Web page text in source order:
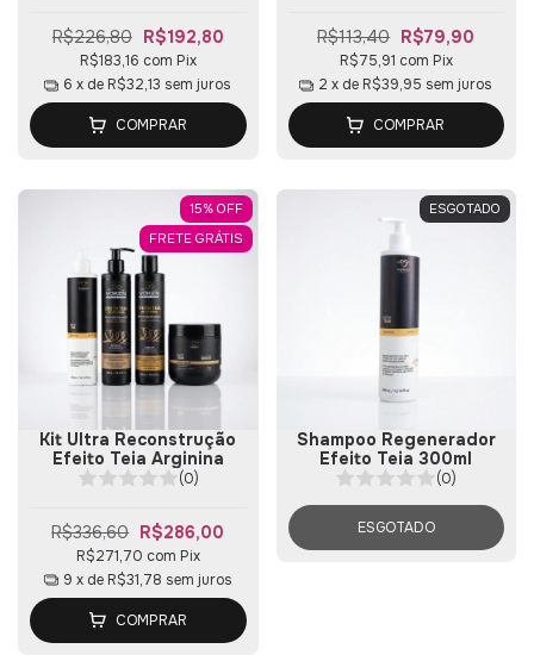
R$226,80 R$192,80
R$183,16 com Pix
6 x de R$32,13 sem juros
COMPRAR
R$113,40 R$79,90
R$75,91 com Pix
2 x de R$39,95 sem juros
COMPRAR
15% OFF
FRETE GRÁTIS
Kit Ultra Reconstrução
Efeito Teia Arginina
(0)
R$336,60 R$286,00
R$271,70 com Pix
9 x de R$31,78 sem juros
COMPRAR
ESGOTADO
Shampoo Regenerador
Efeito Teia 300ml
(0)
ESGOTADO